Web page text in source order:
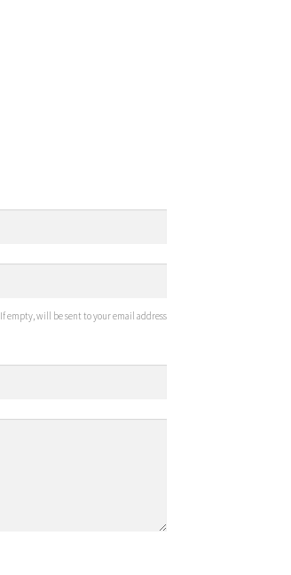
If empty, will be sent to your email address